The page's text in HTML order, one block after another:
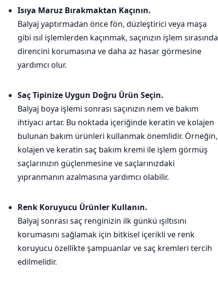
Isıya Maruz Bırakmaktan Kaçının.
Balyaj yaptırmadan önce fön, düzleştirici veya maşa
gibi ısıl işlemlerden kaçınmak, saçınızın işlem sırasında
direncini korumasına ve daha az hasar görmesine
yardımcı olur.
Saç Tipinize Uygun Doğru Ürün Seçin.
Balyaj boya işlemi sonrası saçınızın nem ve bakım
ihtiyacı artar. Bu noktada içeriğinde keratin ve kolajen
bulunan bakım ürünleri kullanmak önemlidir. Örneğin,
kolajen ve keratin saç bakım kremi ile işlem görmüş
saçlarınızın güçlenmesine ve saçlarınızdaki
yıpranmanın azalmasına yardımcı olabilir.
Renk Koruyucu Ürünler Kullanın.
Balyaj sonrası saç renginizin ilk günkü ışıltısını
korumasını sağlamak için bitkisel içerikli ve renk
koruyucu özellikte şampuanlar ve saç kremleri tercih
edilmelidir.